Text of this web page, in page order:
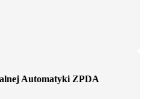
Automatyki ZPDA